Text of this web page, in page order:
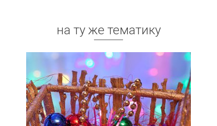
на ту же тематику